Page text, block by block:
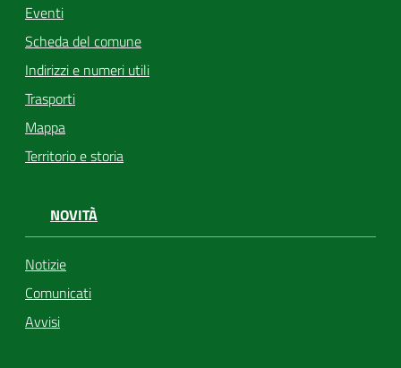
Eventi
Scheda del comune
Indirizzi e numeri utili
Trasporti
Mappa
Territorio e storia
NOVITÀ
Notizie
Comunicati
Avvisi